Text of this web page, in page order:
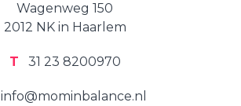
Wagenweg 150
2012 NK in Haarlem
T 31 23 8200970
info@mominbalance.nl